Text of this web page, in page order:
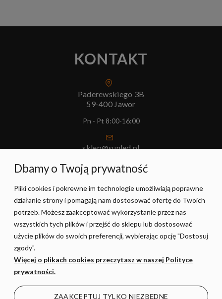
KONTAKT
Paderewskiego 3B
59-400 Jawor
Pn - Pt 8:00-16:00
sklep@sunled.pl
+48 690 128 561
POMOC
MOJE KONTO
Dbamy o Twoją prywatność
Pliki cookies i pokrewne im technologie umożliwiają poprawne
działanie strony i pomagają nam dostosować ofertę do Twoich
potrzeb. Możesz zaakceptować wykorzystanie przez nas
wszystkich tych plików i przejść do sklepu lub dostosować
użycie plików do swoich preferencji, wybierając opcję "Dostosuj
zgody".
Więcej o plikach cookies przeczytasz w naszej Polityce
prywatności.
ZAAKCEPTUJ TYLKO NIEZBĘDNE